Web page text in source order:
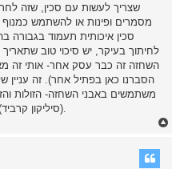
שצריך לעשות עם סכין, שזה
מסמרים ופינות או להשתמש כמנוף
סכין איכותית תעמוד
לחיתוך בעיקר, יש סיכוי טוב
השחזה זה כבר עסק אחר- אותי זה
הסברנו כאן בפתיל אחר). זה עניין
משתמשים באבני השחזה- הזולות